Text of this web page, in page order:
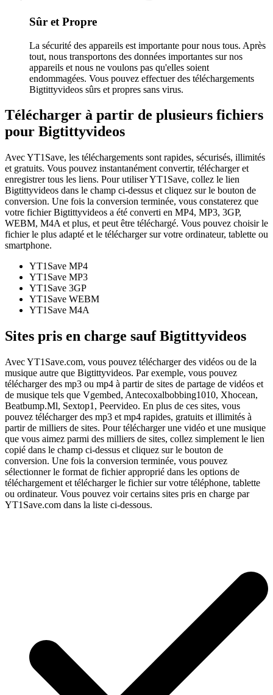
Sûr et Propre
La sécurité des appareils est importante pour nous tous. Après
tout, nous transportons des données importantes sur nos
appareils et nous ne voulons pas qu'elles soient
endommagées. Vous pouvez effectuer des téléchargements
Bigtittyvideos sûrs et propres sans virus.
Télécharger à partir de plusieurs fichiers
pour Bigtittyvideos
Avec YT1Save, les téléchargements sont rapides, sécurisés, illimités
et gratuits. Vous pouvez instantanément convertir, télécharger et
enregistrer tous les liens. Pour utiliser YT1Save, collez le lien
Bigtittyvideos dans le champ ci-dessus et cliquez sur le bouton de
conversion. Une fois la conversion terminée, vous constaterez que
votre fichier Bigtittyvideos a été converti en MP4, MP3, 3GP,
WEBM, M4A et plus, et peut être téléchargé. Vous pouvez choisir le
fichier le plus adapté et le télécharger sur votre ordinateur, tablette ou
smartphone.
YT1Save MP4
YT1Save MP3
YT1Save 3GP
YT1Save WEBM
YT1Save M4A
Sites pris en charge sauf Bigtittyvideos
Avec YT1Save.com, vous pouvez télécharger des vidéos ou de la
musique autre que Bigtittyvideos. Par exemple, vous pouvez
télécharger des mp3 ou mp4 à partir de sites de partage de vidéos et
de musique tels que Vgembed, Antecoxalbobbing1010, Xhocean,
Beatbump.Ml, Sextop1, Peervideo. En plus de ces sites, vous
pouvez télécharger des mp3 et mp4 rapides, gratuits et illimités à
partir de milliers de sites. Pour télécharger une vidéo et une musique
que vous aimez parmi des milliers de sites, collez simplement le lien
copié dans le champ ci-dessus et cliquez sur le bouton de
conversion. Une fois la conversion terminée, vous pouvez
sélectionner le format de fichier approprié dans les options de
téléchargement et télécharger le fichier sur votre téléphone, tablette
ou ordinateur. Vous pouvez voir certains sites pris en charge par
YT1Save.com dans la liste ci-dessous.